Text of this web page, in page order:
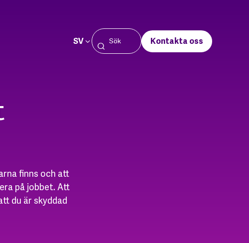
SV Kontakta oss
finns och att
på jobbet. Att
du är skyddad